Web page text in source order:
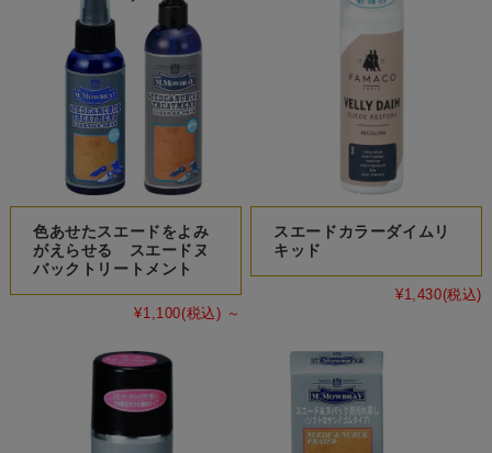
色あせたスエードをよみ
がえらせる スエードヌ
バックトリートメント
¥1,100(税込) ～
スエードカラーダイムリ
キッド
¥1,430(税込)